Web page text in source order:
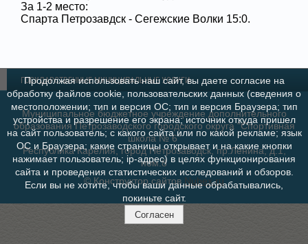
За 1-2 место:
Спарта Петрозавдск - Сегежские Волки 15:0.
ГОСУДАРСТВЕННЫЕ МУНИЦИПАЛЬНЫЕ УСЛУГИ
Муниципальное бюджетное учреждение дополнительного
образования Петрозаводского городского округа "Спортивная
школа № 6"
Республика Карелия, город Петрозаводск, пр.Ленина, д.1,
пом.8
© Конструктор сайтов Nubex.ru
Продолжая использовать наш сайт, вы даете согласие на
обработку файлов cookie, пользовательских данных (сведения о
местоположении; тип и версия ОС; тип и версия Браузера; тип
устройства и разрешение его экрана; источник откуда пришел
на сайт пользователь; с какого сайта или по какой рекламе; язык
ОС и Браузера; какие страницы открывает и на какие кнопки
нажимает пользователь; ip-адрес) в целях функционирования
сайта и проведения статистических исследований и обзоров.
Если вы не хотите, чтобы ваши данные обрабатывались,
покиньте сайт.
Согласен